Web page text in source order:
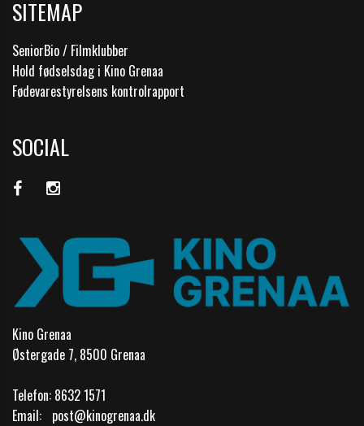
SITEMAP
SeniorBio / Filmklubber
Hold fødselsdag i Kino Grenaa
Fødevarestyrelsens kontrolrapport
SOCIAL
Kino Grenaa
Østergade 7, 8500 Grenaa
Telefon: 8632 1571
Email: post@kinogrenaa.dk